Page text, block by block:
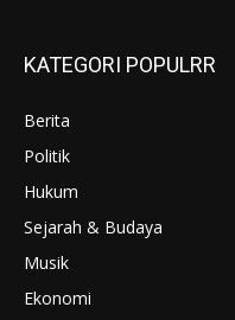
KATEGORI POPULRR
Berita
Politik
Hukum
Sejarah & Budaya
Musik
Ekonomi